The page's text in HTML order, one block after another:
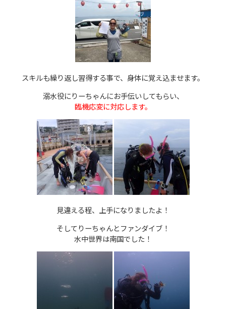
スキルも繰り返し習得する事で、身体に覚え込ませます。
溺水役にりーちゃんにお手伝いしてもらい、
臨機応変に対応します。
見違える程、上手になりましたよ！
そしてりーちゃんとファンダイブ！
水中世界は南国でした！